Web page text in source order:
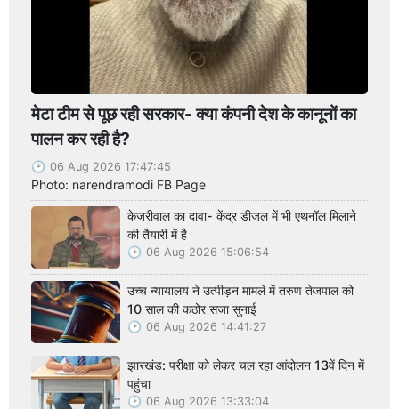
मेटा टीम से पूछ रही सरकार- क्या कंपनी देश के कानूनों का
पालन कर रही है?
06 Aug 2026 17:47:45
Photo: narendramodi FB Page
केजरीवाल का दावा- केंद्र डीजल में भी एथनॉल मिलाने
की तैयारी में है
06 Aug 2026 15:06:54
उच्च न्यायालय ने उत्पीड़न मामले में तरुण तेजपाल को
10 साल की कठोर सजा सुनाई
06 Aug 2026 14:41:27
झारखंड: परीक्षा को लेकर चल रहा आंदोलन 13वें दिन में
पहुंचा
06 Aug 2026 13:33:04